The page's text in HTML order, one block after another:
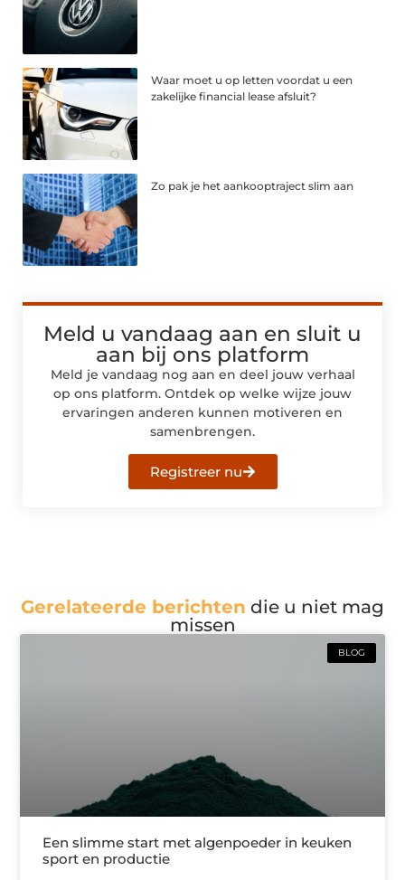
Waar moet u op letten voordat u een
zakelijke financial lease afsluit?
Zo pak je het aankooptraject slim aan
Meld u vandaag aan en sluit u
aan bij ons platform
Meld je vandaag nog aan en deel jouw verhaal
op ons platform. Ontdek op welke wijze jouw
ervaringen anderen kunnen motiveren en
samenbrengen.
Registreer nu
Gerelateerde berichten die u niet mag
missen
BLOG
Een slimme start met algenpoeder in keuken
sport en productie